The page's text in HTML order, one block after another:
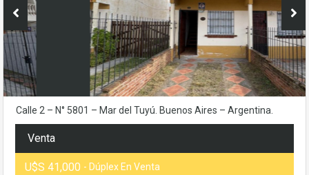
Calle 2 – N° 5801 – Mar del Tuyú. Buenos Aires – Argentina.
Venta
U$S 41,000 - Dúplex En Venta